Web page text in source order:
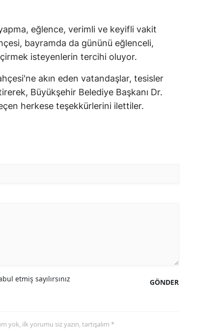
eğlence, verimli ve keyifli vakit
bayramda da gününü eğlenceli,
isteyenlerin tercihi oluyor.
akın eden vatandaşlar, tesisler
Büyükşehir Belediye Başkanı Dr.
herkese teşekkürlerini ilettiler.
GÖNDER
etmiş sayılırsınız
yok, ilk yorumu siz yazın, tartışalım *